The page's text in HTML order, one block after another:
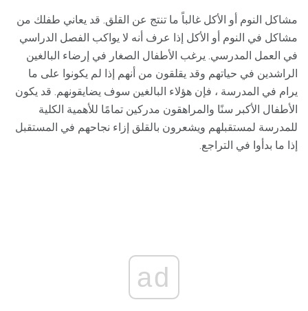
مشاكل النوم أو الأكل غالباً ما تنتج عن القلق. قد يعاني طفلك من
مشاكل في النوم أو الأكل إذا عرف أنه لا يواكب الفصل الدراسي
في العمل المدرسي. يرغب الأطفال الصغار في إرضاء البالغين
الراشدين في حياتهم وقد يقلقون من أنهم إذا لم يكونوا على ما
يرام في المدرسة ، فإن هؤلاء البالغين سوف يضايقونهم. قد يكون
الأطفال الأكبر سنًا والمراهقون مدركين تمامًا للأهمية الكلية
للمدرسة لمستقبلهم ويشعرون بالقلق إزاء نجاحهم في المستقبل
إذا ما بدأوا في التراجع.
ad